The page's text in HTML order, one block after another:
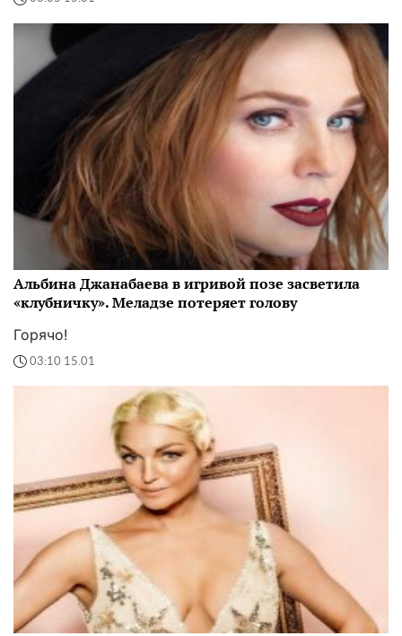
Альбина Джанабаева в игривой позе засветила
«клубничку». Меладзе потеряет голову
Горячо!
03:10 15.01